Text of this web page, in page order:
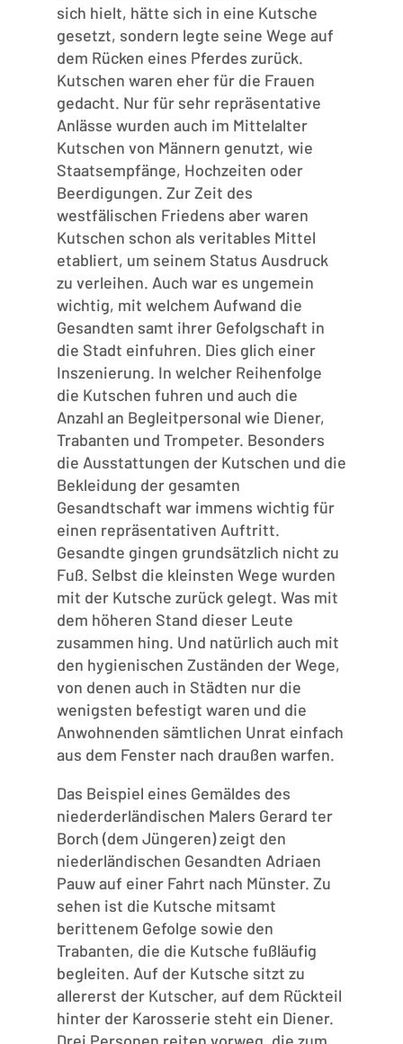
sich hielt, hätte sich in eine Kutsche
gesetzt, sondern legte seine Wege auf
dem Rücken eines Pferdes zurück.
Kutschen waren eher für die Frauen
gedacht. Nur für sehr repräsentative
Anlässe wurden auch im Mittelalter
Kutschen von Männern genutzt, wie
Staatsempfänge, Hochzeiten oder
Beerdigungen. Zur Zeit des
westfälischen Friedens aber waren
Kutschen schon als veritables Mittel
etabliert, um seinem Status Ausdruck
zu verleihen. Auch war es ungemein
wichtig, mit welchem Aufwand die
Gesandten samt ihrer Gefolgschaft in
die Stadt einfuhren. Dies glich einer
Inszenierung. In welcher Reihenfolge
die Kutschen fuhren und auch die
Anzahl an Begleitpersonal wie Diener,
Trabanten und Trompeter. Besonders
die Ausstattungen der Kutschen und die
Bekleidung der gesamten
Gesandtschaft war immens wichtig für
einen repräsentativen Auftritt.
Gesandte gingen grundsätzlich nicht zu
Fuß. Selbst die kleinsten Wege wurden
mit der Kutsche zurück gelegt. Was mit
dem höheren Stand dieser Leute
zusammen hing. Und natürlich auch mit
den hygienischen Zuständen der Wege,
von denen auch in Städten nur die
wenigsten befestigt waren und die
Anwohnenden sämtlichen Unrat einfach
aus dem Fenster nach draußen warfen.
Das Beispiel eines Gemäldes des
niederderländischen Malers Gerard ter
Borch (dem Jüngeren) zeigt den
niederländischen Gesandten Adriaen
Pauw auf einer Fahrt nach Münster. Zu
sehen ist die Kutsche mitsamt
berittenem Gefolge sowie den
Trabanten, die die Kutsche fußläufig
begleiten. Auf der Kutsche sitzt zu
allererst der Kutscher, auf dem Rückteil
hinter der Karosserie steht ein Diener.